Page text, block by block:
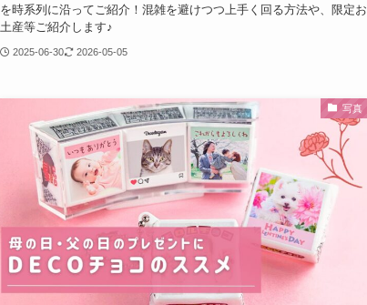
を時系列に沿ってご紹介！混雑を避けつつ上手く回る方法や、限定お
土産等ご紹介します♪
2025-06-30 2026-05-05
写真